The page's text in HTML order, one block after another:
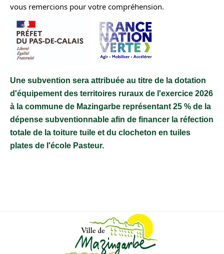
vous remercions pour votre compréhension.
Une subvention sera attribuée au titre de la dotation
d'équipement des territoires ruraux de l'exercice 2026
à la commune de Mazingarbe représentant 25 % de la
dépense subventionnable afin de financer la réfection
totale de la toiture tuile et du clocheton en tuiles
plates de l'école Pasteur.